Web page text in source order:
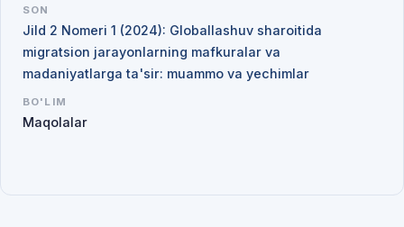
SON
Jild 2 Nomeri 1 (2024): Globallashuv sharoitida
migratsion jarayonlarning mafkuralar va
madaniyatlarga ta'sir: muammo va yechimlar
BO'LIM
Maqolalar